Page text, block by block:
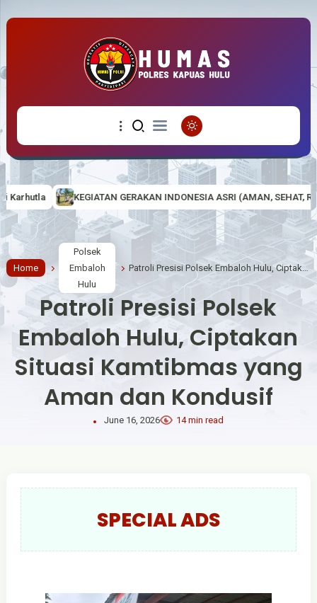
GERAKAN INDONESIA ASRI (AMAN, SEHAT, RESIK DAN INDAH) DI
Home
Polsek
Embaloh
Hulu
Patroli Presisi Polsek Embaloh Hulu, Ciptakan Situasi Kamtibmas yang Aman dan Kondusif
Patroli Presisi Polsek
Embaloh Hulu, Ciptakan
Situasi Kamtibmas yang
Aman dan Kondusif
June 16, 2026 14 min read
SPECIAL ADS